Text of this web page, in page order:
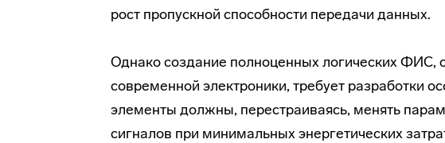
рост пропускной способности передачи данных.
Однако создание полноценных логических ФИС,
современной электроники, требует разработки
элементы должны, перестраиваясь, менять
сигналов при минимальных энергетических